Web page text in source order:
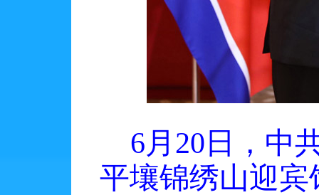
6月20日，中
平壤锦绣山迎